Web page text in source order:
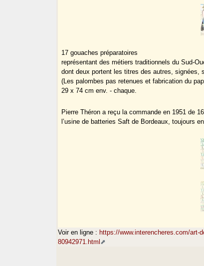
17 gouaches préparatoires
représentant des métiers traditionnels du Sud-
dont deux portent les titres des autres, signées,
(Les palombes pas retenues et fabrication du
29 x 74 cm env. - chaque.
Pierre Théron a reçu la commande en 1951 de
l’usine de batteries Saft de Bordeaux, toujours
Voir en ligne : https://www.interencheres.com/art-
80942971.html